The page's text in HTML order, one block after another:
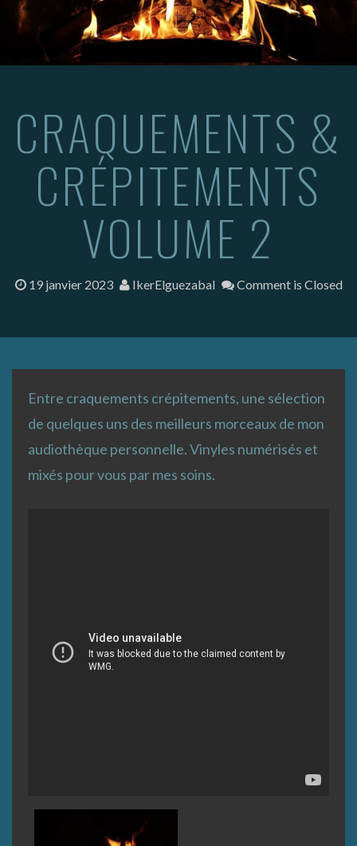
CRAQUEMENTS &
CRÉPITEMENTS
VOLUME 2
19 janvier 2023 IkerElguezabal Comment is Closed
Entre craquements crépitements, une sélection
de quelques uns des meilleurs morceaux de mon
audiothèque personnelle. Vinyles numérisés et
mixés pour vous par mes soins.